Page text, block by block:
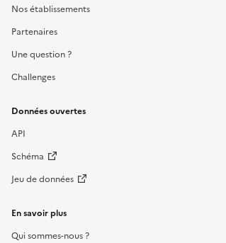
Nos établissements
Partenaires
Une question ?
Challenges
Données ouvertes
API
Schéma
Jeu de données
En savoir plus
Qui sommes-nous ?